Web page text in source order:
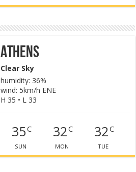
Athens
Clear Sky
humidity: 36%
wind: 5km/h ENE
H 35 • L 33
35C
SUN
32C
MON
32C
TUE